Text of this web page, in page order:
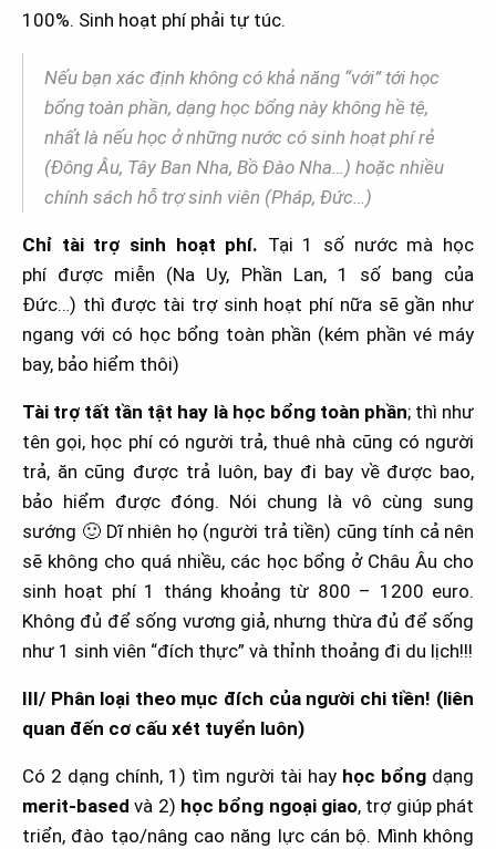
100%. Sinh hoạt phí phải tự túc.
Nếu bạn xác định không có khả năng “với” tới học
bổng toàn phần, dạng học bổng này không hề tệ,
nhất là nếu học ở những nước có sinh hoạt phí rẻ
(Đông Âu, Tây Ban Nha, Bồ Đào Nha…) hoặc nhiều
chính sách hỗ trợ sinh viên (Pháp, Đức…)
Chỉ tài trợ sinh hoạt phí. Tại 1 số nước mà học
phí được miễn (Na Uy, Phần Lan, 1 số bang của
Đức…) thì được tài trợ sinh hoạt phí nữa sẽ gần như
ngang với có học bổng toàn phần (kém phần vé máy
bay, bảo hiểm thôi)
Tài trợ tất tần tật hay là học bổng toàn phần; thì như
tên gọi, học phí có người trả, thuê nhà cũng có người
trả, ăn cũng được trả luôn, bay đi bay về được bao,
bảo hiểm được đóng. Nói chung là vô cùng sung
sướng 🙂 Dĩ nhiên họ (người trả tiền) cũng tính cả nên
sẽ không cho quá nhiều, các học bổng ở Châu Âu cho
sinh hoạt phí 1 tháng khoảng từ 800 – 1200 euro.
Không đủ để sống vương giả, nhưng thừa đủ để sống
như 1 sinh viên “đích thực” và thỉnh thoảng đi du lịch!!!
III/ Phân loại theo mục đích của người chi tiền! (liên
quan đến cơ cấu xét tuyển luôn)
Có 2 dạng chính, 1) tìm người tài hay học bổng dạng
merit-based và 2) học bổng ngoại giao, trợ giúp phát
triển, đào tạo/nâng cao năng lực cán bộ. Mình không